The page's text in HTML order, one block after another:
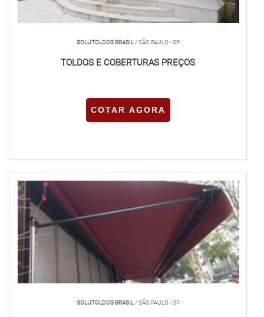
SOLUTOLDOS BRASIL/ SÃO PAULO - SP
TOLDOS E COBERTURAS PREÇOS
COTAR AGORA
SOLUTOLDOS BRASIL/ SÃO PAULO - SP